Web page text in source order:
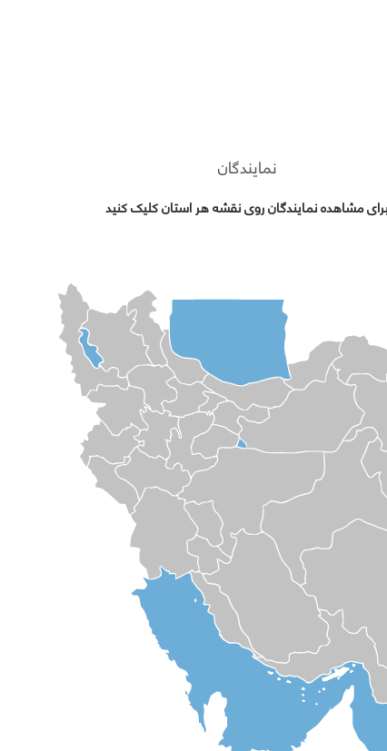
نمایندگان
برای مشاهده نمایندگان روی نقشه هر استان کلیک کنید